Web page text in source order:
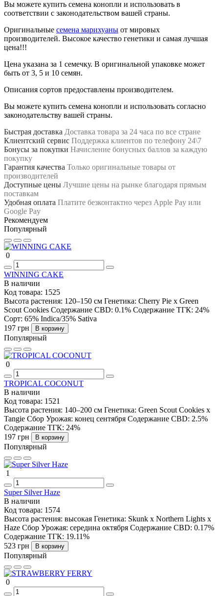
Вы можете купить семена конопли и использовать в
соответствии с законодательством вашей страны.
Оригинальные семена марихуаны от мировых
производителей. Высокое качество генетики и самая лучшая
цена!!!
Цена указана за 1 семечку. В оригинальной упаковке может
быть от 3, 5 и 10 семян.
Описания сортов предоставлены производителем.
Вы можете купить семена конопли и использовать согласно
законодательству вашей страны.
Быстрая доставка Доставка товара за 24 часа по все стране
Клиентский сервис Поддержка клиентов по телефону 24\7
Бонусы за покупки Начисление бонусных баллов за каждую
покупку
Гарантия качества Только оригинальные товары от
производителей
Доступные цены Лучшие цены на рынке благодаря прямым
поставкам
Удобная оплата Платите безконтактно через Apple Pay или
Google Pay
Рекомендуем
Популярный
0
WINNING CAKE
В наличии
Код товара: 1525
Высота растения: 120–150 см Генетика: Cherry Pie x Green
Scout Cookies Содержание CBD: 0.1% Содержание ТГК: 24%
Сорт: 65% Indica/35% Sativa
197 грн
В корзину
Популярный
0
TROPICAL COCONUT
В наличии
Код товара: 1521
Высота растения: 140–200 см Генетика: Green Scout Cookies x
Tangie Сбор Урожая: конец сентября Содержание CBD: 2.5%
Содержание ТГК: 24%
197 грн
В корзину
Популярный
1
Super Silver Haze
В наличии
Код товара: 1574
Высота растения: высокая Генетика: Skunk x Northern Lights x
Haze Сбор Урожая: середина октября Содержание CBD: 0.17%
Содержание ТГК: 19.11%
523 грн
В корзину
Популярный
0